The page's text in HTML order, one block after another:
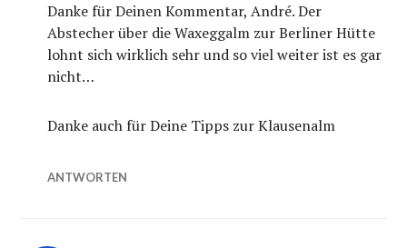
Danke für Deinen Kommentar, André. Der
Abstecher über die Waxeggalm zur Berliner Hütte
lohnt sich wirklich sehr und so viel weiter ist es gar
nicht…
Danke auch für Deine Tipps zur Klausenalm
ANTWORTEN